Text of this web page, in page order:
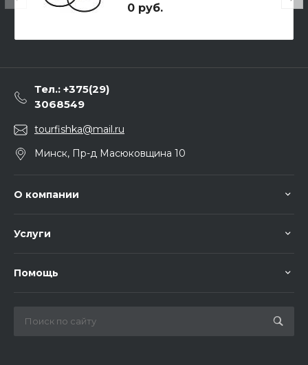
0 руб.
Тел.: +375(29)
3068549
tourfishka@mail.ru
Минск, Пр-д Масюковщина 10
О компании
Услуги
Помощь